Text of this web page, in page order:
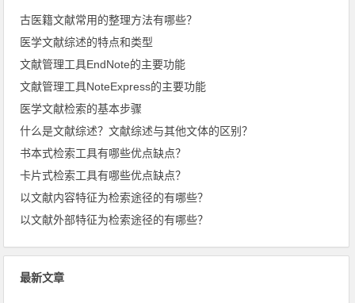
古医籍文献常用的整理方法有哪些？
医学文献综述的特点和类型
文献管理工具EndNote的主要功能
文献管理工具NoteExpress的主要功能
医学文献检索的基本步骤
什么是文献综述？文献综述与其他文体的区别？
书本式检索工具有哪些优点缺点？
卡片式检索工具有哪些优点缺点？
以文献内容特征为检索途径的有哪些？
以文献外部特征为检索途径的有哪些？
最新文章